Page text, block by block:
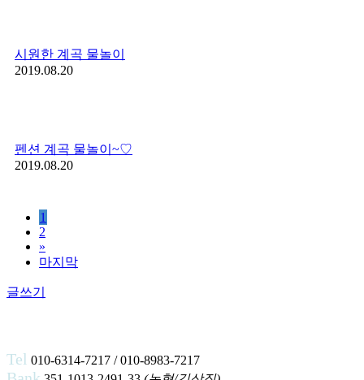
시원한 계곡 물놀이
2019.08.20
펜션 계곡 물놀이~♡
2019.08.20
1
2
»
마지막
글쓰기
Tel 010-6314-7217 / 010-8983-7217